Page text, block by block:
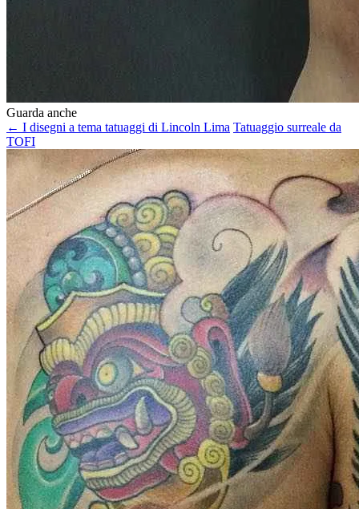
Guarda anche
← I disegni a tema tatuaggi di Lincoln Lima Tatuaggio surreale da
TOFI